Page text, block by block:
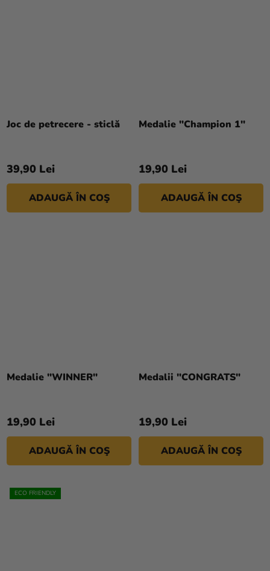
Joc de petrecere - sticlă
39,90 Lei
ADAUGĂ ÎN COŞ
Medalie "Champion 1"
19,90 Lei
ADAUGĂ ÎN COŞ
Medalie "WINNER"
19,90 Lei
ADAUGĂ ÎN COŞ
Medalii "CONGRATS"
19,90 Lei
ADAUGĂ ÎN COŞ
ECO FRIENDLY